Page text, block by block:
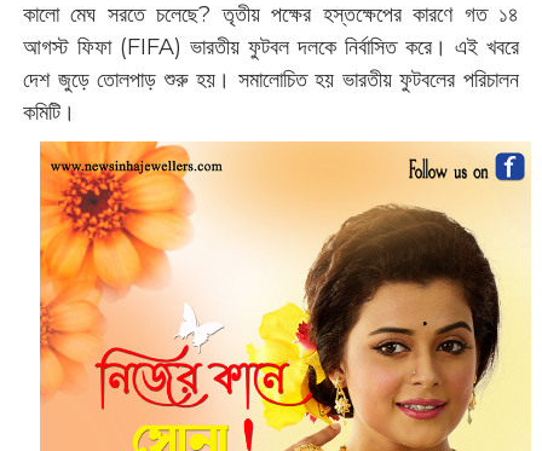
কালো মেঘ সরতে চলেছে? তৃতীয় পক্ষের হস্তক্ষেপের কারণে গত ১৪
আগস্ট ফিফা (FIFA) ভারতীয় ফুটবল ‌দলকে নির্বাসিত করে। এই খবরে
দেশ জুড়ে তোলপাড় শুরু হয়। সমালোচিত হয় ভারতীয় ফুটবলের পরিচালন
কমিটি।